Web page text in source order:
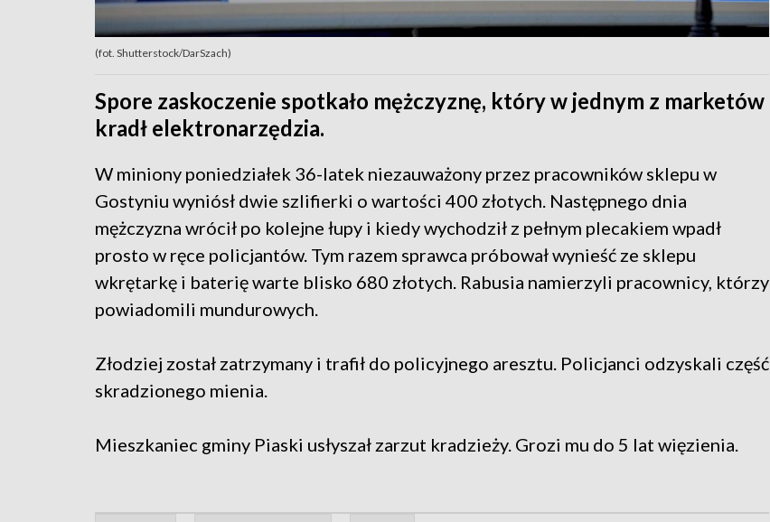
(fot. Shutterstock/DarSzach)
Spore zaskoczenie spotkało mężczyznę, który w jednym z marketów
kradł elektronarzędzia.
W miniony poniedziałek 36-latek niezauważony przez pracowników sklepu w
Gostyniu wyniósł dwie szlifierki o wartości 400 złotych. Następnego dnia
mężczyzna wrócił po kolejne łupy i kiedy wychodził z pełnym plecakiem wpadł
prosto w ręce policjantów. Tym razem sprawca próbował wynieść ze sklepu
wkrętarkę i baterię warte blisko 680 złotych. Rabusia namierzyli pracownicy, którzy
powiadomili mundurowych.
Złodziej został zatrzymany i trafił do policyjnego aresztu. Policjanci odzyskali część
skradzionego mienia.
Mieszkaniec gminy Piaski usłyszał zarzut kradzieży. Grozi mu do 5 lat więzienia.